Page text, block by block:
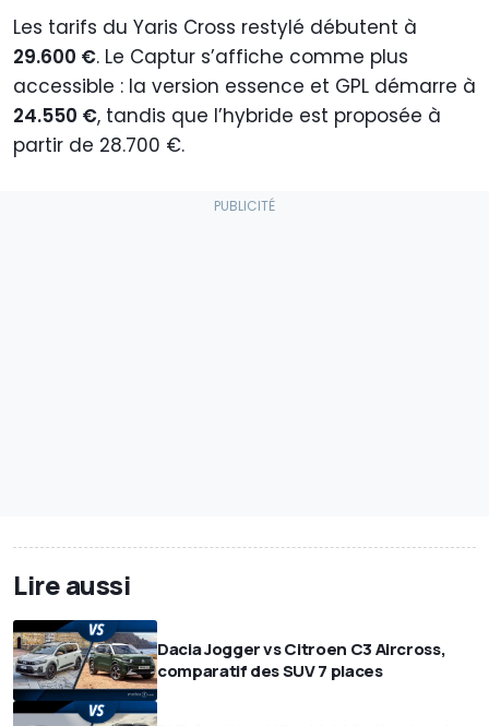
Les tarifs du Yaris Cross restylé débutent à
29.600 €. Le Captur s’affiche comme plus
accessible : la version essence et GPL démarre à
24.550 €, tandis que l’hybride est proposée à
partir de 28.700 €.
Lire aussi
Dacia Jogger vs Citroen C3 Aircross,
comparatif des SUV 7 places